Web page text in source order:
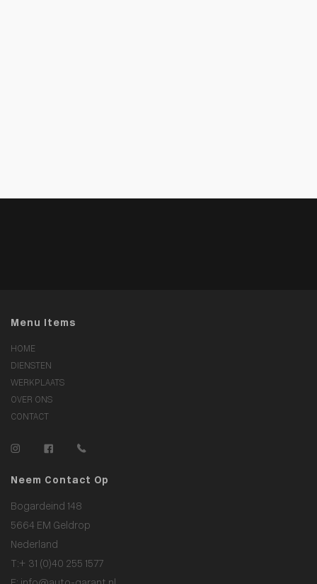
Menu Items
HOME
DIENSTEN
WERKPLAATS
OVER ONS
CONTACT
Neem Contact Op
Bogardeind 148
5664 EM Geldrop
Nederland
T:+ 31 (0)40 255 1577